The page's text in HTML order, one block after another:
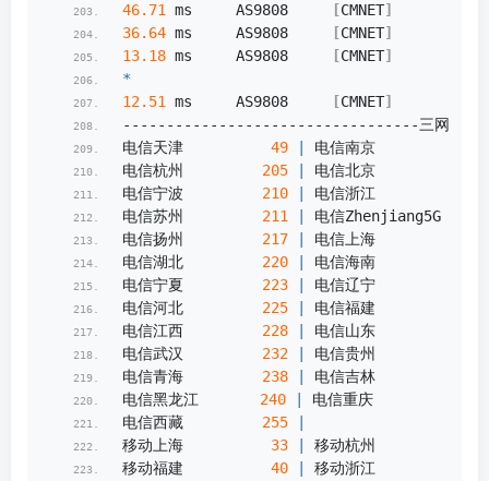
46.71
ms     AS9808 [CMNET]
36.64 ms     AS9808 [CMNET]
13.18 ms     AS9808 [CMNET]
*
12.51
ms     AS9808 [CMNET]
----------------------------------三网
电信天津 49 电信南京
电信杭州 205 电信北京
电信宁波 210 电信浙江
电信苏州 211 电信Zhenjiang5G
电信扬州 217 电信上海
电信湖北 220 电信海南
电信宁夏 223 电信辽宁
电信河北 225 电信福建
电信江西 228 电信山东
电信武汉 232 电信贵州
电信青海 238 电信吉林
电信黑龙江 240 电信重庆
电信西藏 255
移动上海 33 移动杭州
移动福建 40 移动浙江